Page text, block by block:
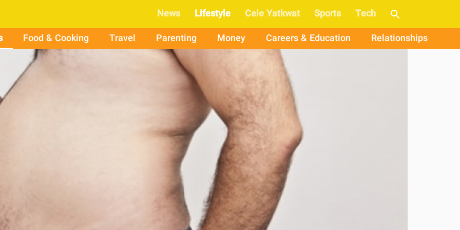
News Lifestyle Cele Yatkwat Sports
Tech
Food & Cooking Travel Parenting Money Careers & Education Relationships